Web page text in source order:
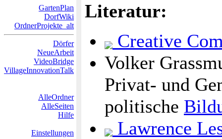
GartenPlan
DorfWiki
OrdnerProjekte_alt
Dörfer
NeueArbeit
VideoBridge
VillageInnovationTalk
AlleOrdner
AlleSeiten
Hilfe
Einstellungen
Literatur:
Creative
Volker
Privat- und
politische
Lawrence